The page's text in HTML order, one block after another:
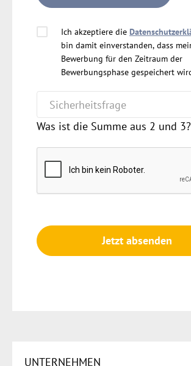
Ich akzeptiere die
bin damit einverstanden, dass
Bewerbung für den Zeitraum der
Bewerbungsphase gespeichert
Was ist die Summe aus 2 und 3?
Jetzt absenden
UNTERNEHMEN